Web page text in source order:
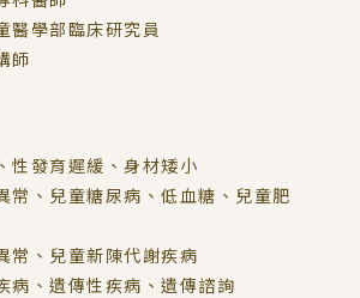
醫學部臨床研究員
師
性發育遲緩、身材矮小
常、兒童糖尿病、低血糖、兒童肥
常、兒童新陳代謝疾病
病、遺傳性疾病、遺傳諮詢